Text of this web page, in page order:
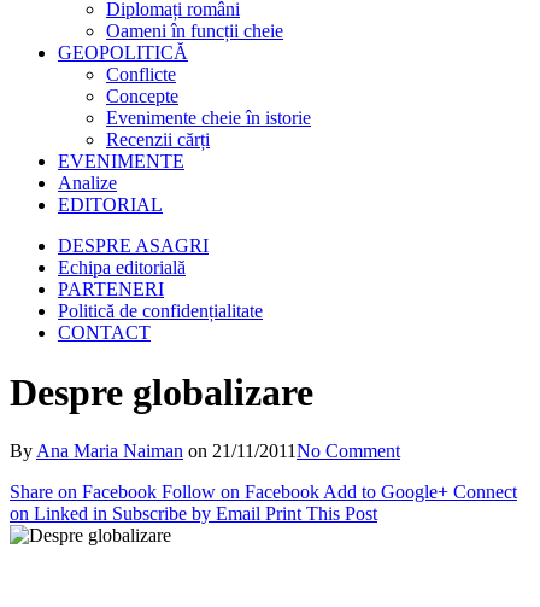
Diplomați români
Oameni în funcții cheie
GEOPOLITICĂ
Conflicte
Concepte
Evenimente cheie în istorie
Recenzii cărți
EVENIMENTE
Analize
EDITORIAL
DESPRE ASAGRI
Echipa editorială
PARTENERI
Politică de confidențialitate
CONTACT
Despre globalizare
By Ana Maria Naiman on 21/11/2011No Comment
Share on Facebook Follow on Facebook Add to Google+ Connect
on Linked in Subscribe by Email Print This Post